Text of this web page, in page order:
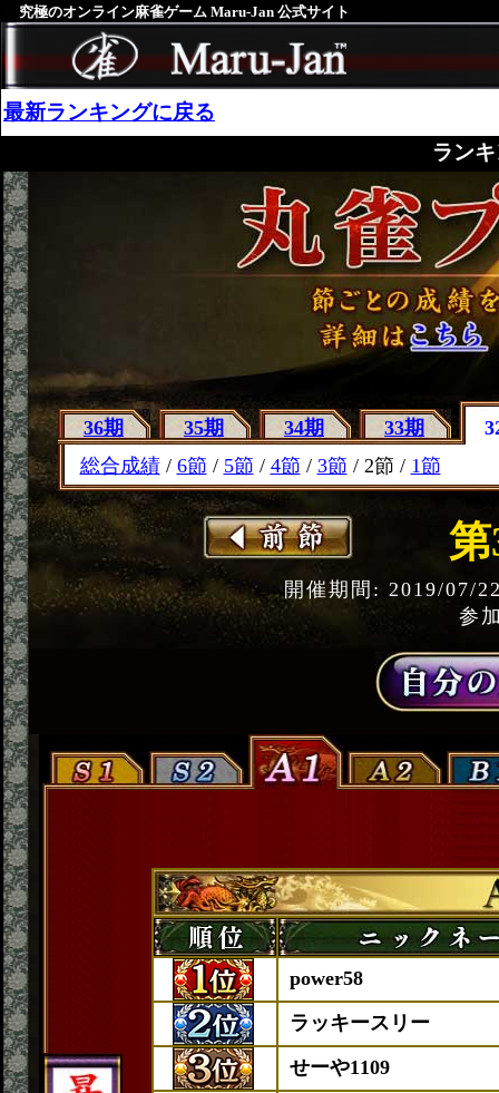
究極のオンライン麻雀ゲーム Maru-Jan 公式サイト
最新ランキングに戻る
ラン
36期 35期 34期 33期
総合成績/ 6節 / 5節 / 4節 / 3節 / 2節 / 1節
第
開催期間: 2019/07/
参
power58
ラッキースリー
せーや1109